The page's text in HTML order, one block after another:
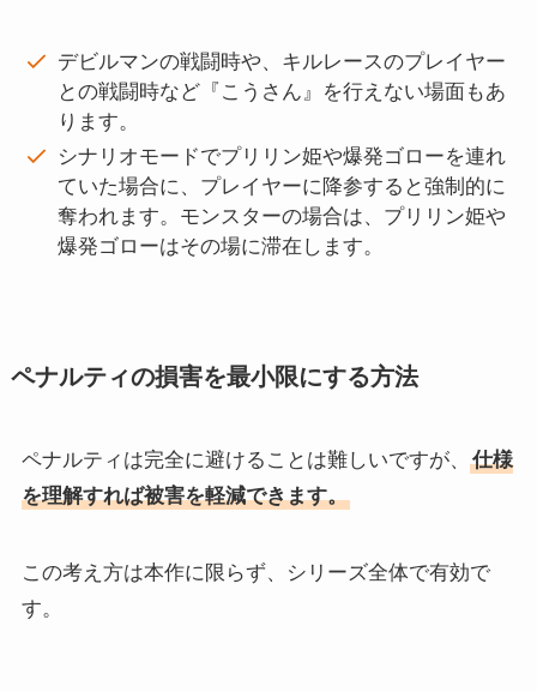
デビルマンの戦闘時や、キルレースのプレイヤー
との戦闘時など『こうさん』を行えない場面もあ
ります。
シナリオモードでプリリン姫や爆発ゴローを連れ
ていた場合に、プレイヤーに降参すると強制的に
奪われます。モンスターの場合は、プリリン姫や
爆発ゴローはその場に滞在します。
ペナルティの損害を最小限にする方法
ペナルティは完全に避けることは難しいですが、
仕様
を理解すれば被害を軽減できます。
この考え方は本作に限らず、シリーズ全体で有効で
す。